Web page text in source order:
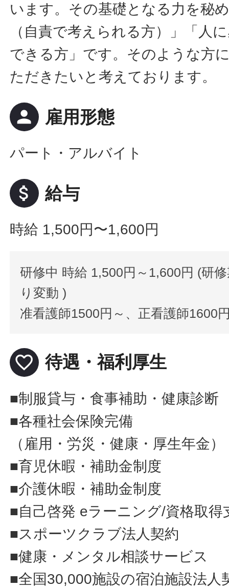
います。その基礎となる力を秘
（自責で考えられる方）」「人
できる方」です。そのような方
ただきたいと考えております。
person 雇用形態
パート・アルバイト
attach_money 給与
時給 1,500円〜1,600円
研修中 時給 1,500円～1,600円 (研
り変動 )
准看護師1500円～、正看護師1600
favorite_border 待遇・福利厚生
■制服貸与・食事補助・健康診断
■各種社会保険完備
（雇用・労災・健康・厚生年金）
■育児休暇・補助金制度
■介護休暇・補助金制度
■自己啓発 eラーニング/資格取得
■スポーツクラブ法人契約
■健康・メンタル相談サービス
■全国30,000施設の宿泊施設法人